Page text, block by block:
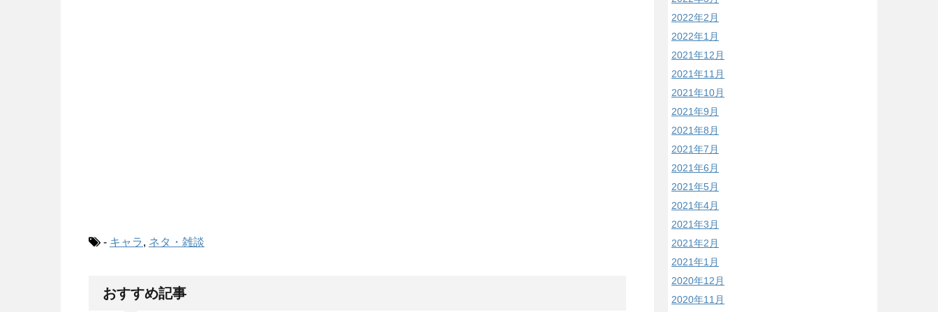
- キャラ, ネタ・雑談
おすすめ記事
2022年2月
2022年1月
2021年12月
2021年11月
2021年10月
2021年9月
2021年8月
2021年7月
2021年6月
2021年5月
2021年4月
2021年3月
2021年2月
2021年1月
2020年12月
2020年11月